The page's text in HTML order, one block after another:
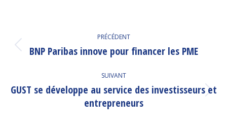
ARTICLE
PRÉCÉDENT
Article
:
BNP Paribas innove pour financer les PME
SUIVANT
Article
suivant
GUST se développe au service des investisseurs et
entrepreneurs